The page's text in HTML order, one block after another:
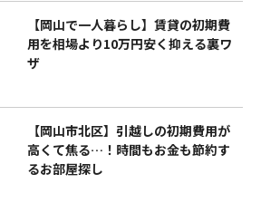
【岡山で一人暮らし】賃貸の初期費
用を相場より10万円安く抑える裏ワ
ザ
【岡山市北区】引越しの初期費用が
高くて焦る…！時間もお金も節約す
るお部屋探し